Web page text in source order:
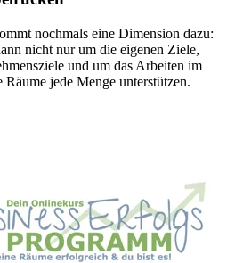
nochmals eine Dimension dazu:
nicht nur um die eigenen Ziele,
und um das Arbeiten im
jede Menge unterstützen.